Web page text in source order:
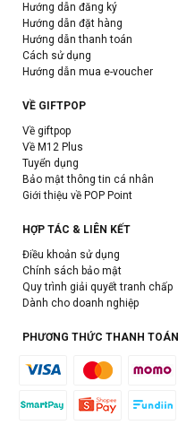
Hướng dẫn đăng ký
Hướng dẫn đặt hàng
Hướng dẫn thanh toán
Cách sử dụng
Hướng dẫn mua e-voucher
VỀ GIFTPOP
Về giftpop
Về M12 Plus
Tuyển dụng
Bảo mật thông tin cá nhân
Giới thiệu về POP Point
HỢP TÁC & LIÊN KẾT
Điều khoản sử dụng
Chính sách bảo mật
Quy trình giải quyết tranh chấp
Dành cho doanh nghiệp
PHƯƠNG THỨC THANH TOÁN